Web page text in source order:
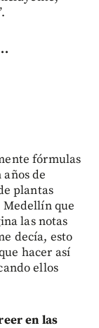
fórmulas
de
plantas
que
las notas
decía, esto
hacer así
ellos
en las